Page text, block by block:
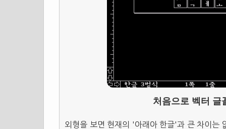
처음으로 벡터 글
외형을 보면 현재의 '아래아 한글'과 큰 차이는